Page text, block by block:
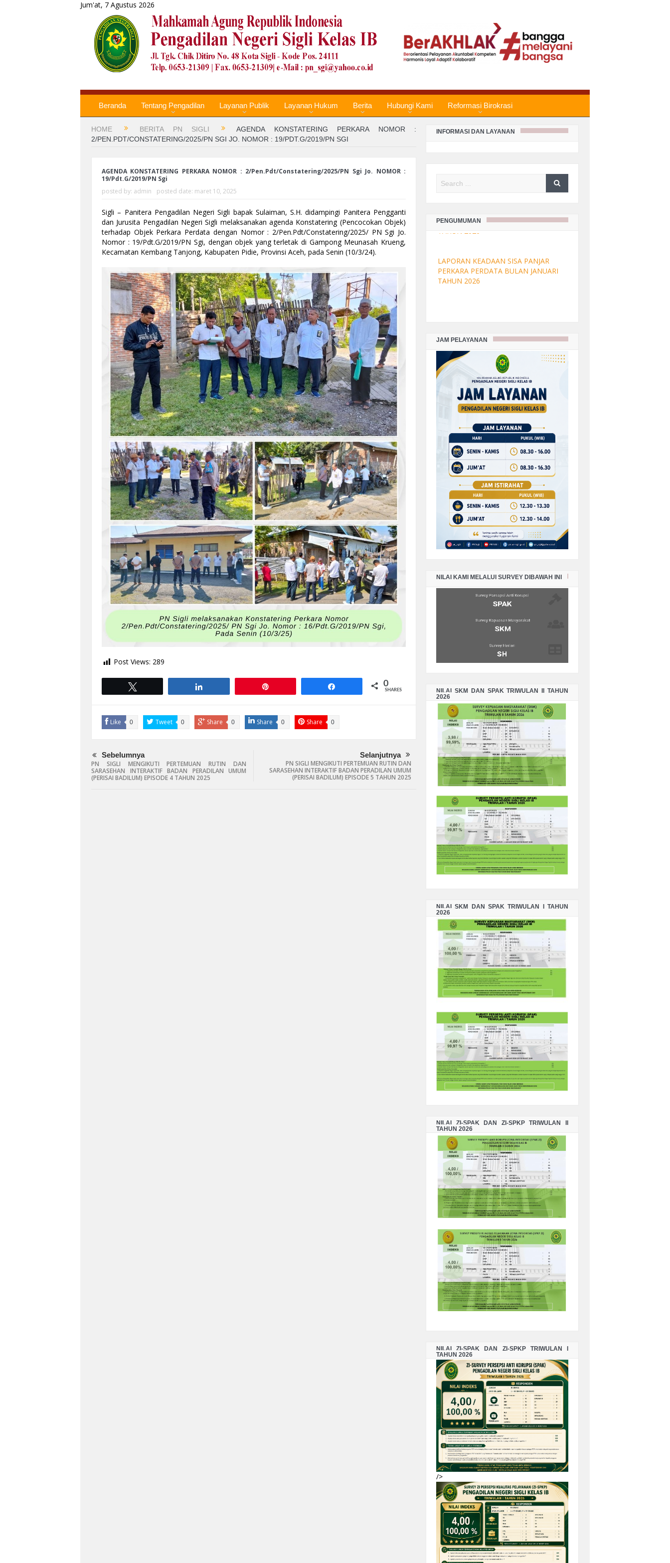
Jum'at, 7 Agustus 2026
Beranda Tentang Pengadilan Layanan Publik Layanan Hukum Berita Hubungi Kami Reformasi Birokrasi
HOME BERITA PN SIGLI
AGENDA KONSTATERING PERKARA NOMOR :
2/PEN.PDT/CONSTATERING/2025/PN SGI JO. NOMOR : 19/PDT.G/2019/PN SGI
AGENDA KONSTATERING PERKARA NOMOR : 2/Pen.Pdt/Constatering/2025/PN Sgi Jo. NOMOR :
19/Pdt.G/2019/PN Sgi
posted by: admin posted date: maret 10, 2025
Sigli – Panitera Pengadilan Negeri Sigli bapak Sulaiman, S.H. didampingi Panitera Pengganti
dan Jurusita Pengadilan Negeri Sigli melaksanakan agenda Konstatering (Pencocokan Objek)
terhadap Objek Perkara Perdata dengan Nomor : 2/Pen.Pdt/Constatering/2025/ PN Sgi Jo.
Nomor : 19/Pdt.G/2019/PN Sgi, dengan objek yang terletak di Gampong Meunasah Krueng,
Kecamatan Kembang Tanjong, Kabupaten Pidie, Provinsi Aceh, pada Senin (10/3/24).
Post Views: 289
0
SHARES
Like 0 Tweet 0 Share 0 Share 0 Share 0
Sebelumnya
PN SIGLI MENGIKUTI PERTEMUAN RUTIN DAN
SARASEHAN INTERAKTIF BADAN PERADILAN UMUM
(PERISAI BADILUM) EPISODE 4 TAHUN 2025
Selanjutnya
PN SIGLI MENGIKUTI PERTEMUAN RUTIN DAN
SARASEHAN INTERAKTIF BADAN PERADILAN UMUM
(PERISAI BADILUM) EPISODE 5 TAHUN 2025
INFORMASI DAN LAYANAN
Search
PENGUMUMAN
LAPORAN KEADAAN SISA PANJAR
PERKARA PERDATA BULAN MEI
TAHUN 2026
TAHUN 2026
Relaas Panggilan Kepada Turut
Tergugat Secara Umum Perkara
LAPORAN KEADAAN SISA PANJAR
PERKARA PERDATA BULAN MARET
LAPORAN KEADAAN SISA PANJAR
PERKARA PERDATA BULAN FEBRUARI
LAPORAN KEADAAN SISA PANJAR
PERKARA PERDATA BULAN JANUARI
PERKARA PERDATA BULAN
LAPORAN KEADAAN SISA PANJAR
PERKARA PERDATA BULAN
NOVEMBER TAHUN 2025
LAPORAN KEADAAN SISA PANJAR
PERKARA PERDATA BULAN OKTOBER
TAHUN 2025
LAPORAN KEADAAN SISA PANJAR
PERKARA PERDATA BULAN
SEPTEMBER TAHUN 2025
LAPORAN KEADAAN SISA PANJAR
PERKARA PERDATA BULAN AGUSTUS
TAHUN 2025
JAM PELAYANAN
NILAI KAMI MELALUI SURVEY DIBAWAH INI
NILAI SKM DAN SPAK TRIWULAN II TAHUN
2026
NILAI SKM DAN SPAK TRIWULAN I TAHUN
2026
NILAI ZI-SPAK DAN ZI-SPKP TRIWULAN II
TAHUN 2026
NILAI ZI-SPAK DAN ZI-SPKP TRIWULAN I
TAHUN 2026
/>